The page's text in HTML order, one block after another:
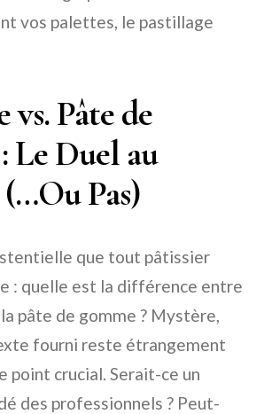
vos palettes, le pastillage
vs. Pâte de
Le Duel au
Pas)
que tout pâtissier
: quelle est la différence entre
pâte de gomme ? Mystère,
fourni reste étrangement
point crucial. Serait-ce un
des professionnels ? Peut-